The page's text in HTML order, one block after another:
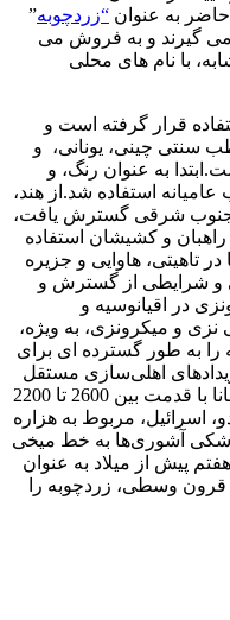
به عنوان “زردچوبه”
می گیرند و به فروش می
با نام های محلی
قرار گرفته است و
سنتی چینی، یونانی، و
به عنوان رنگ، و
استفاده شد.از هند،
جنوب شرقی گسترش یافت،
و کشیشان استفاده
تاهیتی، هاوایی و جزیره
و شرایطی از گسترش و
در اقیانوسیه و
و میکرونزی، به ویژه،
را به طور گسترده ای برای
اهلی‌سازی مستقل
زردچوبه در فرمانا با قدمت بین 2600 تا 2200
اسرائیل، مربوط به هزاره
آشوری‌ها به خط میخی
هفتم پیش از میلاد به عنوان
قرون وسطی، زردچوبه را